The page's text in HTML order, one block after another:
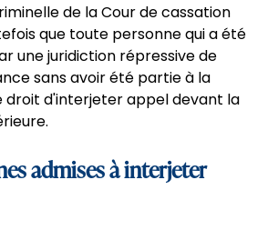
de la Cour de cassation
que toute personne qui a été
une juridiction répressive de
sans avoir été partie à la
droit d'interjeter appel devant la
admises à interjeter